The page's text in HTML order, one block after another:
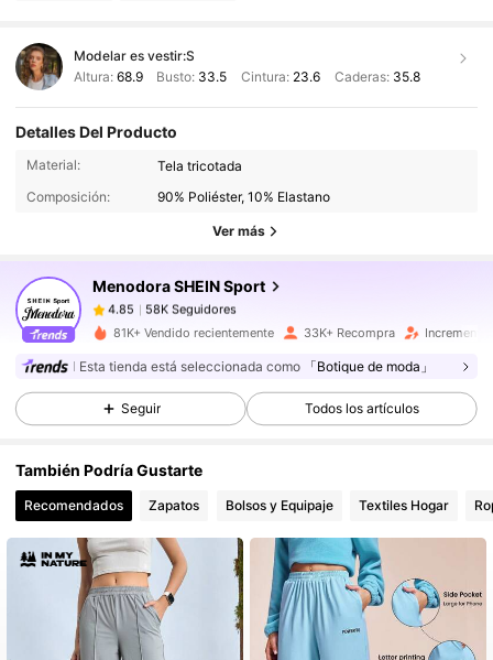
Modelar es vestir:S
Altura: 68.9 Busto: 33.5 Cintura: 23.6 Caderas: 35.8
Detalles Del Producto
Material:
Tela tricotada
Composición:
90% Poliéster, 10% Elastano
Ver más
Menodora SHEIN Sport
4.85
58K Seguidores
B***TpagóHace 1 día
4.85 58K Seguidores
4.85 58K Seguidores
4.85 58K Seguidores
81K+ Vendido recientemente 33K+ Recompra Incremento
Esta tienda está seleccionada como 「Botique de moda」
Seguir Todos los artículos
También Podría Gustarte
Recomendados Zapatos Bolsos y Equipaje Textiles Hogar